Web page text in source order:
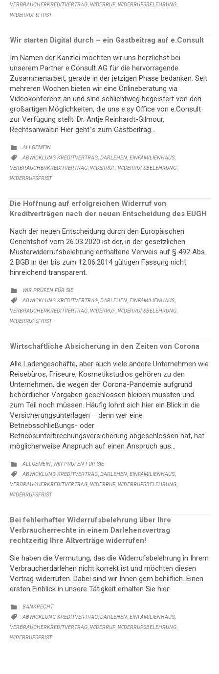
VERBRAUCHERKREDITVERTRAG, WIDERRUF, WIDERRUFSBELEHRUNG,
WIDERRUFSFRIST
Wir starten Digital durch – ein Gastbeitrag auf e.Consult
Im Namen der Kanzlei möchten wir uns herzlichst bei
unserem Partner e.Consult AG für die hervorragende
Zusammenarbeit, gerade in der jetzigen Phase bedanken. Seit
mehreren Wochen bieten wir eine Onlineberatung via
Videokonferenz an und sind schlichtweg begeistert von den
großartigen Möglichkeiten, die uns e.sy Office von e.Consult
zur Verfügung stellt. Dr. Antje Reinhardt-Gilmour,
Rechtsanwältin Hier geht´s zum Gastbeitrag…
 KATEGORIE:
ALLGEMEIN

KATEGORIE:
ABWICKLUNG KREDITVERTRAG, DARLEHEN, EINFAMILIENHAUS,
VERBRAUCHERKREDITVERTRAG, WIDERRUF, WIDERRUFSBELEHRUNG,
WIDERRUFSFRIST
Die Hoffnung auf erfolgreichen Widerruf von
Kreditverträgen nach der neuen Entscheidung des EUGH
Nach der neuen Entscheidung durch den Europäischen
Gerichtshof vom 26.03.2020 ist der, in der gesetzlichen
Musterwiderrufsbelehrung enthaltene Verweis auf § 492 Abs.
2 BGB in der bis zum 12.06.2014 gültigen Fassung nicht
hinreichend transparent.
 KATEGORIE:
WIR PRÜFEN FÜR SIE

KATEGORIE:
ABWICKLUNG KREDITVERTRAG, DARLEHEN, EINFAMILIENHAUS,
VERBRAUCHERKREDITVERTRAG, WIDERRUF, WIDERRUFSBELEHRUNG,
WIDERRUFSFRIST
Wirtschaftliche Absicherung in den Zeiten von Corona
Alle Ladengeschäfte, aber auch viele andere Unternehmen wie
Reisebüros, Friseure, Kosmetikstudios gehören zu den
Unternehmen, die wegen der Corona-Pandemie aufgrund
behördlicher Vorgaben geschlossen bleiben mussten und
zum Teil noch müssen. Häufig lohnt sich hier ein Blick in die
Versicherungsunterlagen – denn wer eine
Betriebsschließungs- oder
Betriebsunterbrechungsversicherung abgeschlossen hat, hat
möglicherweise Anspruch auf einen Anspruch aus…
 KATEGORIE:
ALLGEMEIN, WIR PRÜFEN FÜR SIE

KATEGORIE:
ABWICKLUNG KREDITVERTRAG, DARLEHEN, EINFAMILIENHAUS,
VERBRAUCHERKREDITVERTRAG, WIDERRUF, WIDERRUFSBELEHRUNG,
WIDERRUFSFRIST
Bei fehlerhafter Widerrufsbelehrung über Ihre
Verbraucherrechte in einem Darlehensvertrag
rechtzeitig Ihre Altverträge widerrufen!
Sie haben die Vermutung, das die Widerrufsbelehrung in Ihrem
Verbraucherdarlehen nicht korrekt ist und möchten diesen
Vertrag widerrufen. Dabei sind wir Ihnen gern behilflich. Einen
ersten Einblick in unsere Tätigkeit erhalten Sie hier:
 KATEGORIE:
BANKRECHT

KATEGORIE:
ABWICKLUNG KREDITVERTRAG, DARLEHEN, EINFAMILIENHAUS,
VERBRAUCHERKREDITVERTRAG, WIDERRUF, WIDERRUFSBELEHRUNG,
WIDERRUFSFRIST